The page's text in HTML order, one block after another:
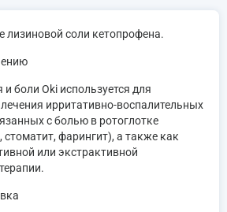
лизиновой соли кетопрофена.
боли Oki используется для
ирритативно-воспалительных
с болью в ротоглотке
стоматит, фарингит), а также как
или экстрактивной